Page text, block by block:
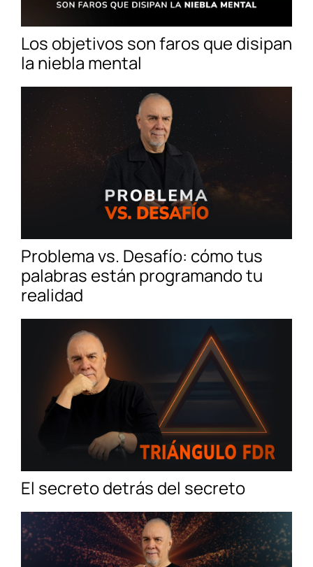
Los objetivos son faros que disipan
la niebla mental
Problema vs. Desafío: cómo tus
palabras están programando tu
realidad
El secreto detrás del secreto